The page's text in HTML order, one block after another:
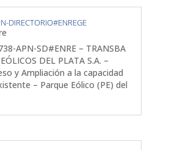
DIRECTORIO#ENREGE
APN-SD#ENRE – TRANSBA
DEL PLATA S.A. –
y Ampliación a la capacidad
– Parque Eólico (PE) del